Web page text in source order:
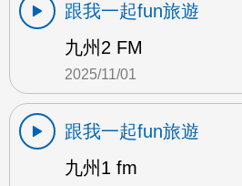
跟我一起fun旅遊
九州2 FM
2025/11/01
跟我一起fun旅遊
九州1 fm